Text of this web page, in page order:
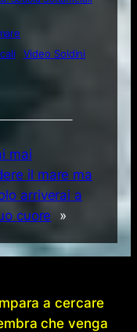
Video Soldini
mai
il mare ma
arriverai a
cuore
»
a cercare
che venga